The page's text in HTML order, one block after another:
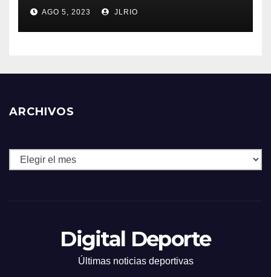
AGO 5, 2023 JLRIO
ARCHIVOS
Archivos
Digital Deporte
Últimas noticias deportivas